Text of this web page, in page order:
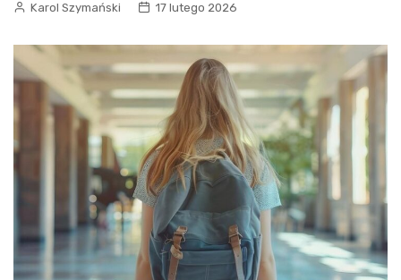
Karol Szymański 17 lutego 2026